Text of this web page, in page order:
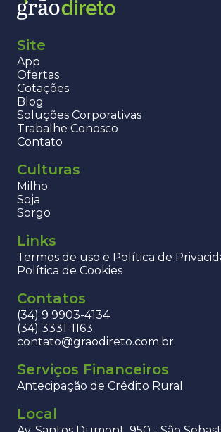
Site
App
Ofertas
Cotações
Blog
Soluções Corporativas
Trabalhe Conosco
Contato
Culturas
Milho
Soja
Sorgo
Links
Termos de uso e Política de
Política de Cookies
Contatos
(34) 9 9903-4134
(34) 3331-1163
contato@graodireto.com.br
Serviços Financeiros
Antecipação de Crédito Rural
Local